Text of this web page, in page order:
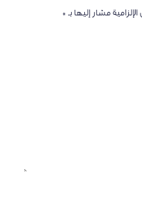
مشار إليها بـ *